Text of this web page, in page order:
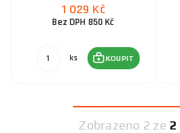
1 029 Kč
Bez DPH 850 Kč
ks KOUPIT
Zobrazeno 2 ze 2